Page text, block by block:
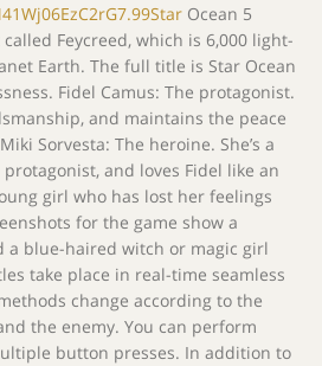
Ocean 5
Feycreed, which is 6,000 light-
Earth. The full title is Star Ocean
Fidel Camus: The protagonist.
and maintains the peace
Sorvesta: The heroine. She’s a
and loves Fidel like an
girl who has lost her feelings
for the game show a
a blue-haired witch or magic girl
take place in real-time seamless
change according to the
the enemy. You can perform
button presses. In addition to